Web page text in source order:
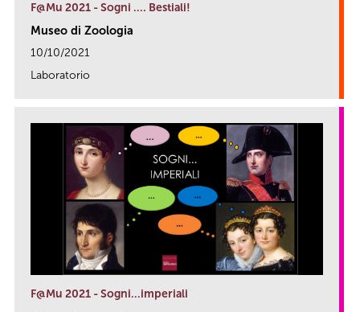
F@Mu 2021 - Sogni …. Bestiali!
Museo di Zoologia
10/10/2021
Laboratorio
F@Mu 2021 - Sogni…imperiali